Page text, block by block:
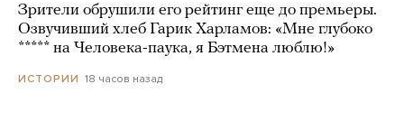
Зрители обрушили его рейтинг еще до премьеры.
Озвучивший хлеб Гарик Харламов: «Мне глубоко
***** на Человека-паука, я Бэтмена люблю!»
ИСТОРИИ 18 часов назад